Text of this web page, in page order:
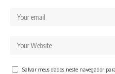
Salvar meus dados neste navegador